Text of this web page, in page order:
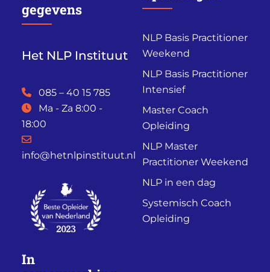
gegevens
Het NLP Instituut
085 – 40 15 785
Ma - Za 8:00 -
18:00
info@hetnlpinstituut.nl
In
NLP Basis Practitioner
Weekend
NLP Basis Practitioner
Intensief
Master Coach
Opleiding
NLP Master
Practitioner Weekend
NLP in een dag
Systemisch Coach
Opleiding